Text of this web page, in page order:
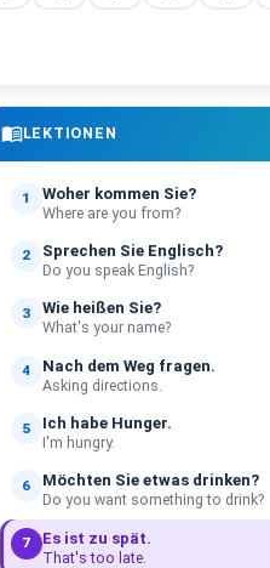
menu_bookLEKTIONEN
1
Woher kommen Sie?
Where are you from?
2
Sprechen Sie Englisch?
Do you speak English?
3
Wie heißen Sie?
What's your name?
4
Nach dem Weg fragen.
Asking directions.
5
Ich habe Hunger.
I'm hungry.
6
Möchten Sie etwas drinken?
Do you want something to drink?
7
Es ist zu spät.
That's too late.